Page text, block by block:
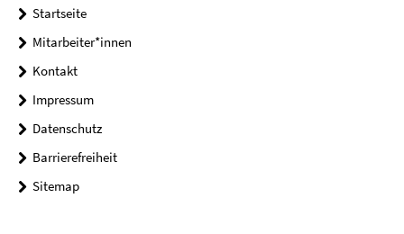
Startseite
Mitarbeiter*innen
Kontakt
Impressum
Datenschutz
Barrierefreiheit
Sitemap